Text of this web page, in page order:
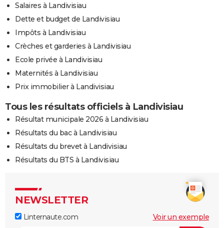
Salaires à Landivisiau
Dette et budget de Landivisiau
Impôts à Landivisiau
Crèches et garderies à Landivisiau
Ecole privée à Landivisiau
Maternités à Landivisiau
Prix immobilier à Landivisiau
Tous les résultats officiels à Landivisiau
Résultat municipale 2026 à Landivisiau
Résultats du bac à Landivisiau
Résultats du brevet à Landivisiau
Résultats du BTS à Landivisiau
NEWSLETTER
Linternaute.com Voir un exemple